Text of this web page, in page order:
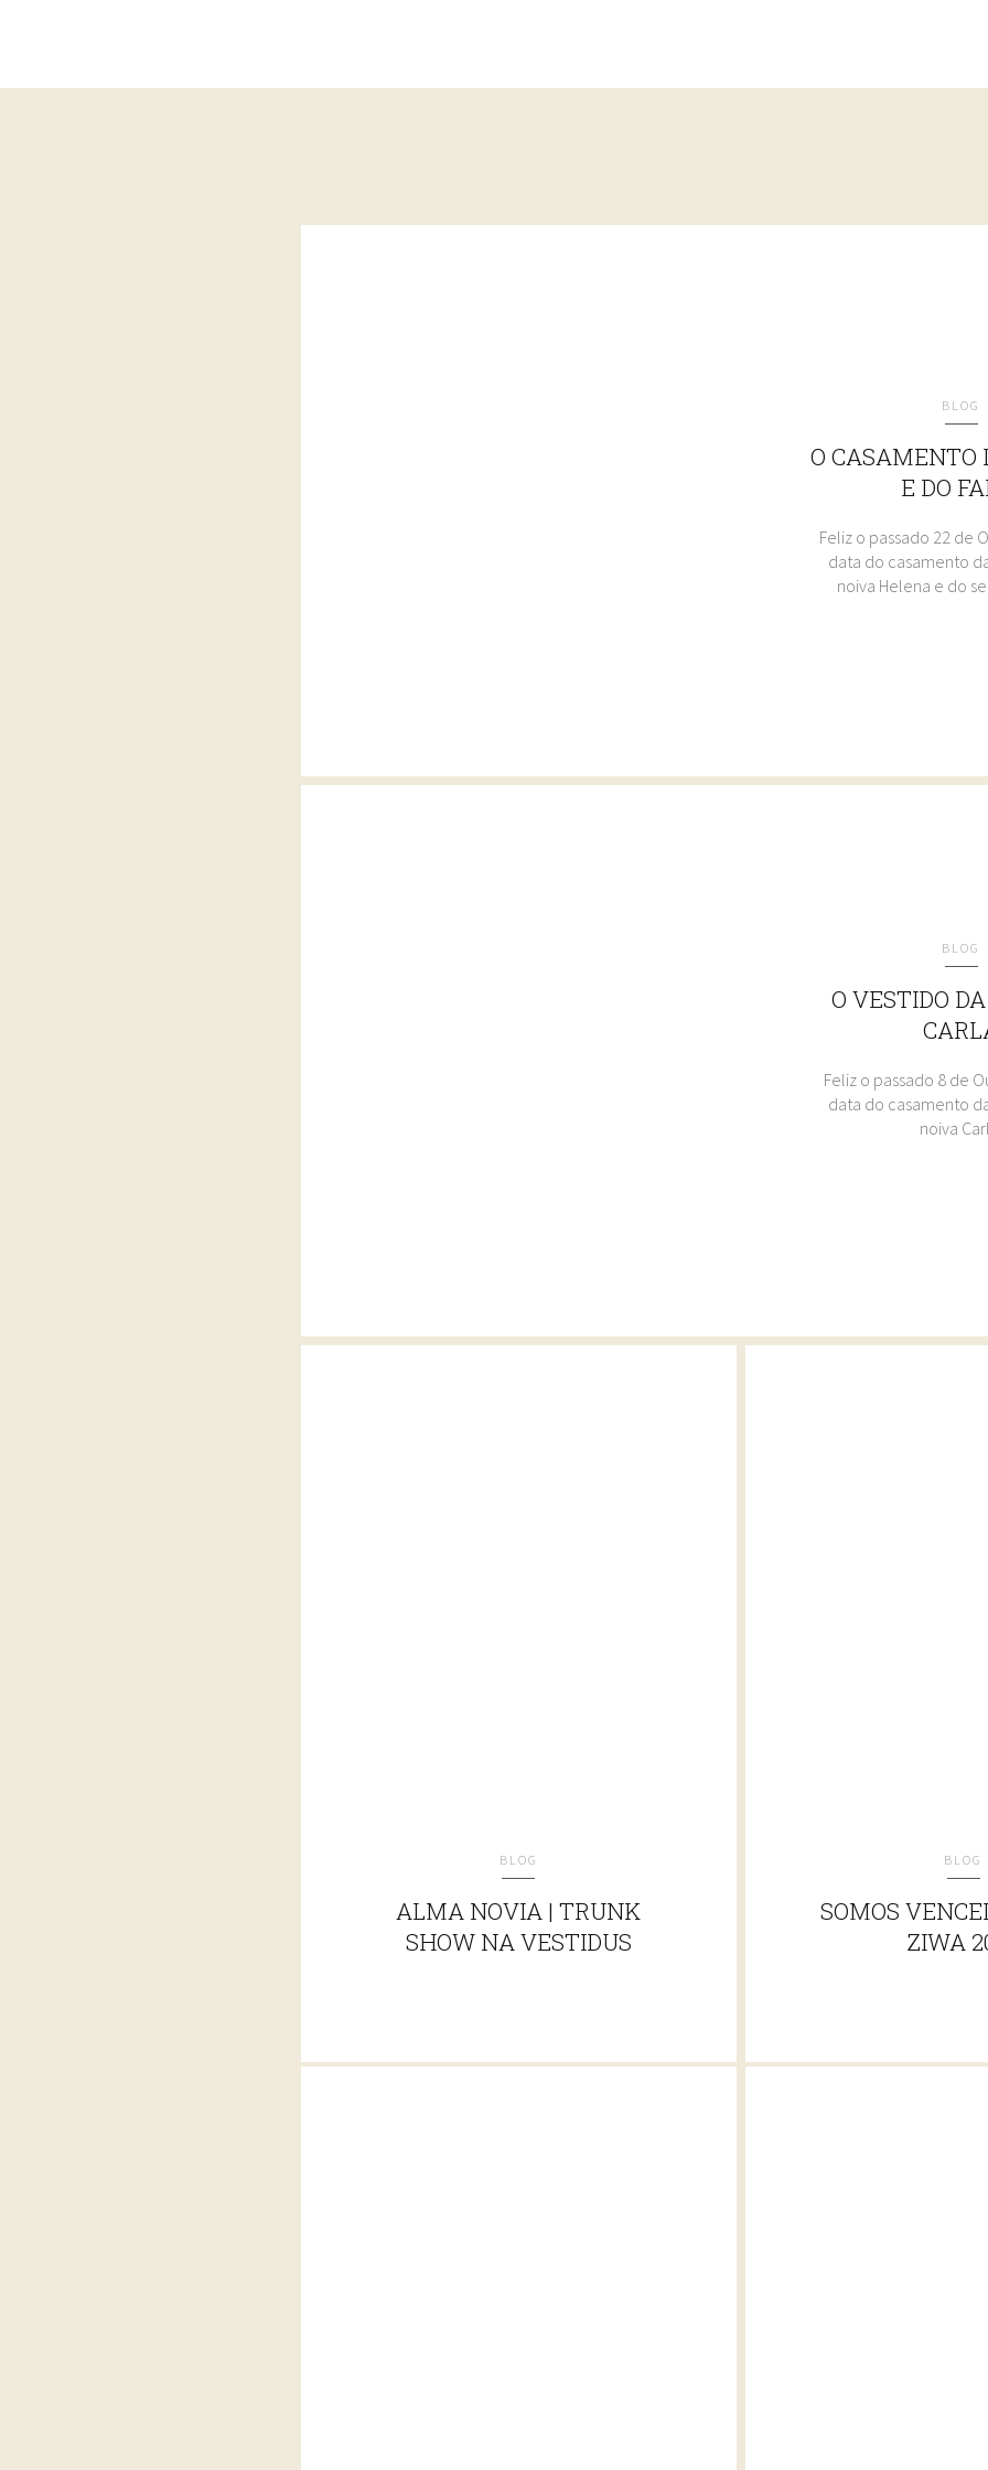
BLOG
O CASAMENTO
E DO
Feliz o passado 22 de
data do casamento
noiva Helena e do
BLOG
O VESTIDO
Feliz o passado 8 de
data do casamento
noiva
BLOG
ALMA NOVIA | TRUNK
SHOW NA VESTIDUS
BLOG
SOMOS
ZIWA